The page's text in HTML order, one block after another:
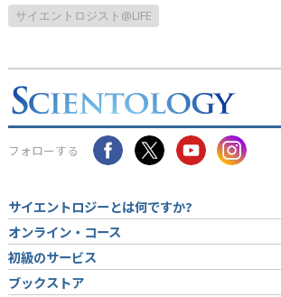
サイエントロジスト@LIFE
フォローする
サイエントロジーとは何ですか?
オンライン・コース
初級のサービス
ブックストア